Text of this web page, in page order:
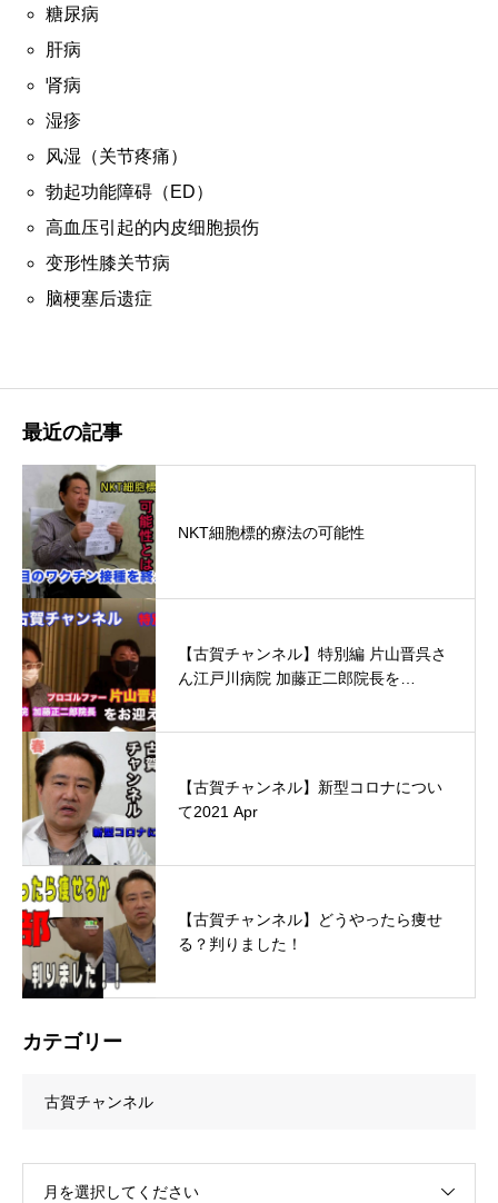
糖尿病
肝病
肾病
湿疹
风湿（关节疼痛）
勃起功能障碍（ED）
高血压引起的内皮细胞损伤
变形性膝关节病
脑梗塞后遗症
最近の記事
NKT細胞標的療法の可能性
【古賀チャンネル】特別編 片山晋呉さ
ん江戸川病院 加藤正二郎院長を…
【古賀チャンネル】新型コロナについ
て2021 Apr
【古賀チャンネル】どうやったら痩せ
る？判りました！
カテゴリー
古賀チャンネル
月を選択してください